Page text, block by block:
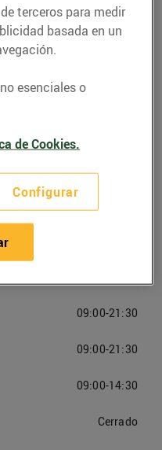
Llamar
09:00-21:30
09:00-21:30
09:00-21:30
09:00-14:30
Cerrado
terceros para medir
basada en un
esenciales o
de Cookies.
Configurar